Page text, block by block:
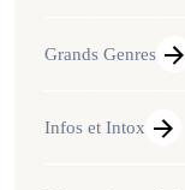
Grands Genres
Infos et Intox